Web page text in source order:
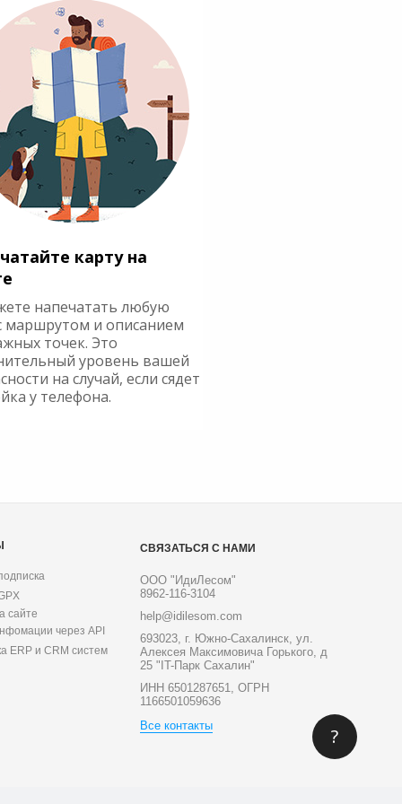
карту на
напечатать любую
маршрутом и описанием
точек. Это
уровень вашей
на случай, если сядет
у телефона.
сайте
через API
ERP и CRM систем
СВЯЗАТЬСЯ С НАМИ
ООО "ИдиЛесом"
8962-116-3104
help@idilesom.com
693023, г. Южно-Сахалинск, ул.
Алексея Максимовича Горького, д
25 "IT-Парк Сахалин"
ИНН 6501287651, ОГРН
1166501059636
Все контакты
?